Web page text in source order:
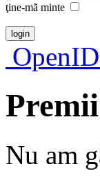
ţine-mã minte
Nu am